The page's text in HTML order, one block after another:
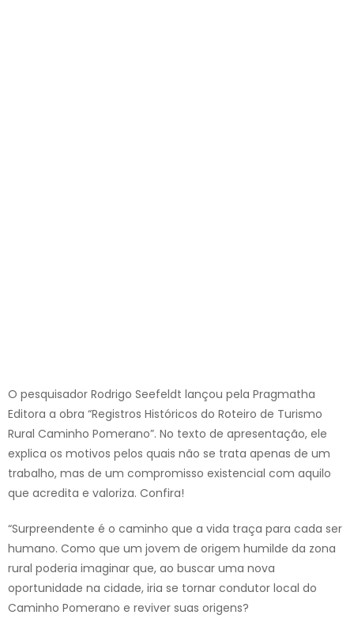
O pesquisador Rodrigo Seefeldt lançou pela Pragmatha
Editora a obra “Registros Históricos do Roteiro de Turismo
Rural Caminho Pomerano”. No texto de apresentação, ele
explica os motivos pelos quais não se trata apenas de um
trabalho, mas de um compromisso existencial com aquilo
que acredita e valoriza. Confira!
“Surpreendente é o caminho que a vida traça para cada ser
humano. Como que um jovem de origem humilde da zona
rural poderia imaginar que, ao buscar uma nova
oportunidade na cidade, iria se tornar condutor local do
Caminho Pomerano e reviver suas origens?